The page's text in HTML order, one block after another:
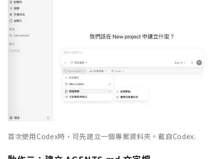
首次使用Codex時，可先建立一個專案資料夾。截自Codex.